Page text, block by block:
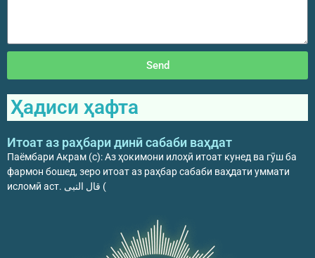
Send
Ҳадиси ҳафта
Итоат аз раҳбари динӣ сабаби ваҳдат
Паёмбари Акрам (с): Аз ҳокимони илоҳӣ итоат кунед ва гӯш ба
фармон бошед, зеро итоат аз раҳбар сабаби ваҳдати уммати
исломӣ аст. قال النبی (